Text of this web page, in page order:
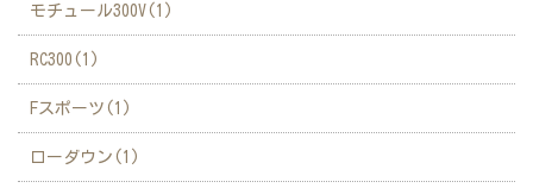
モチュール300V(1)
RC300(1)
Fスポーツ(1)
ローダウン(1)